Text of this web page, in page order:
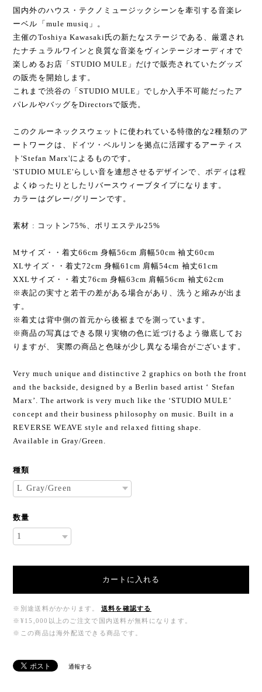
国内外のハウス・テクノミュージックシーンを牽引する音楽レ
ーベル「mule musiq」。
主催のToshiya Kawasaki氏の新たなステージである、厳選され
たナチュラルワインと良質な音楽をヴィンテージオーディオで
楽しめるお店「STUDIO MULE」だけで販売されていたグッズ
の販売を開始します。
これまで渋谷の「STUDIO MULE」でしか入手不可能だったア
パレルやバッグをDirectorsで販売。
このクルーネックスウェットに使われている特徴的な2種類のア
ートワークは、ドイツ・ベルリンを拠点に活躍するアーティス
ト'Stefan Marx'によるものです。
'STUDIO MULE'らしい音を連想させるデザインで、ボディは程
よくゆったりとしたリバースウィーブタイプになります。
カラーはグレー/グリーンです。
素材 : コットン75%、ポリエステル25%
Mサイズ・・着丈66cm 身幅56cm 肩幅50cm 袖丈60cm
XLサイズ・・着丈72cm 身幅61cm 肩幅54cm 袖丈61cm
XXLサイズ・・着丈76cm 身幅63cm 肩幅56cm 袖丈62cm
※表記の実寸と若干の差がある場合があり、洗うと縮みが出ま
す。
※着丈は背中側の首元から後裾までを測っています。
※商品の写真はできる限り実物の色に近づけるよう徹底してお
りますが、 実際の商品と色味が少し異なる場合がございます。
Very much unique and distinctive 2 graphics on both the front
and the backside, designed by a Berlin based artist ‘ Stefan
Marx’. The artwork is very much like the ‘STUDIO MULE’
concept and their business philosophy on music. Built in a
REVERSE WEAVE style and relaxed fitting shape.
Available in Gray/Green.
種類
数量
カートに入れる
※別途送料がかかります。
送料を確認する
※¥15,000以上のご注文で国内送料が無料になります。
※この商品は海外配送できる商品です。
通報する